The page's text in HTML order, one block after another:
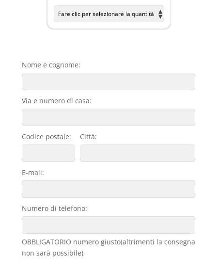
Nome e cognome:
Via e numero di casa:
Codice postale: Città:
E-mail:
Numero di telefono:
OBBLIGATORIO numero giusto(altrimenti la consegna
non sarà possibile)